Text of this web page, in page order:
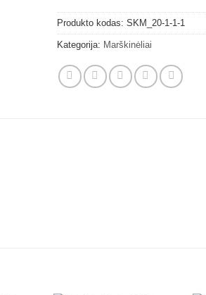
Produkto kodas:SKM_20-1-1-1
Kategorija: Marškinėliai